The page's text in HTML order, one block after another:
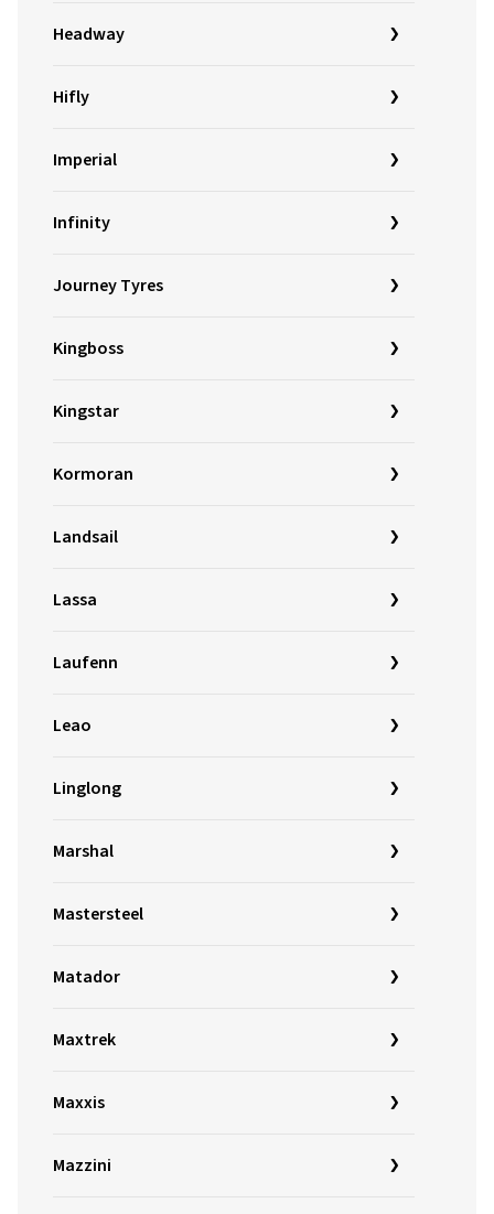
Headway
Hifly
Imperial
Infinity
Journey Tyres
Kingboss
Kingstar
Kormoran
Landsail
Lassa
Laufenn
Leao
Linglong
Marshal
Mastersteel
Matador
Maxtrek
Maxxis
Mazzini